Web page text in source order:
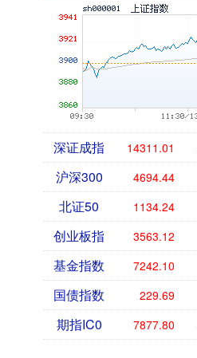
深证成指 14311.01
沪深300 4694.44
北证50 1134.24
创业板指 3563.12
基金指数 7242.10
国债指数 229.69
期指IC0 7877.80